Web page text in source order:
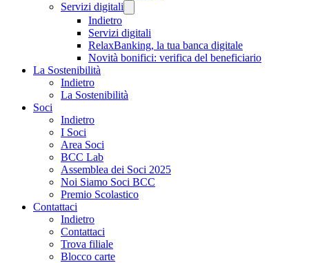
Servizi digitali
Indietro
Servizi digitali
RelaxBanking, la tua banca digitale
Novità bonifici: verifica del beneficiario
La Sostenibilità
Indietro
La Sostenibilità
Soci
Indietro
I Soci
Area Soci
BCC Lab
Assemblea dei Soci 2025
Noi Siamo Soci BCC
Premio Scolastico
Contattaci
Indietro
Contattaci
Trova filiale
Blocco carte